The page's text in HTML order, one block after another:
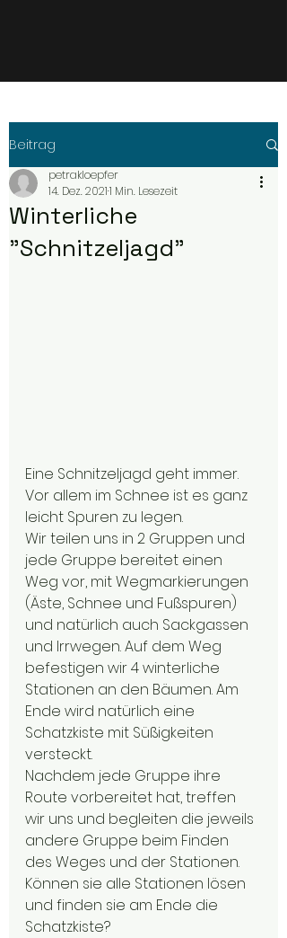
Beitrag
Winterliche
"Schnitzeljagd"
petrakloepfer
14. Dez. 20211 Min. Lesezeit
Eine Schnitzeljagd geht immer.
Vor allem im Schnee ist es ganz
leicht Spuren zu legen.
Wir teilen uns in 2 Gruppen und
jede Gruppe bereitet einen
Weg vor, mit Wegmarkierungen
(Äste, Schnee und Fußspuren)
und natürlich auch Sackgassen
und Irrwegen. Auf dem Weg
befestigen wir 4 winterliche
Stationen an den Bäumen. Am
Ende wird natürlich eine
Schatzkiste mit Süßigkeiten
versteckt.
Nachdem jede Gruppe ihre
Route vorbereitet hat, treffen
wir uns und begleiten die jeweils
andere Gruppe beim Finden
des Weges und der Stationen.
Können sie alle Stationen lösen
und finden sie am Ende die
Schatzkiste?